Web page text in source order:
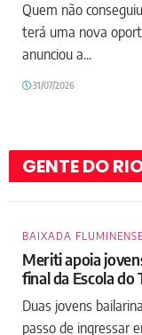
Quem não
terá uma nova
anunciou a...
31/07/2026
GENTE DO
BAIXADA
Meriti apoia
final da Escola do
Duas jovens
passo de ingressar